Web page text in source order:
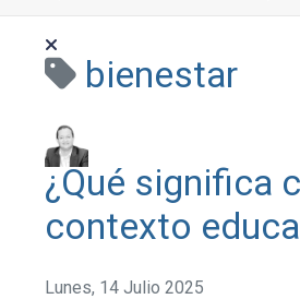
bienestar
¿Qué significa
contexto
Lunes, 14 Julio 2025